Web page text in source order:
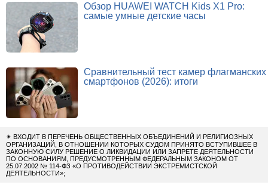
Обзор HUAWEI WATCH Kids X1 Pro:
самые умные детские часы
Сравнительный тест камер флагманских
смартфонов (2026): итоги
✴ ВХОДИТ В ПЕРЕЧЕНЬ ОБЩЕСТВЕННЫХ ОБЪЕДИНЕНИЙ И РЕЛИГИОЗНЫХ
ОРГАНИЗАЦИЙ, В ОТНОШЕНИИ КОТОРЫХ СУДОМ ПРИНЯТО ВСТУПИВШЕЕ В
ЗАКОННУЮ СИЛУ РЕШЕНИЕ О ЛИКВИДАЦИИ ИЛИ ЗАПРЕТЕ ДЕЯТЕЛЬНОСТИ
ПО ОСНОВАНИЯМ, ПРЕДУСМОТРЕННЫМ ФЕДЕРАЛЬНЫМ ЗАКОНОМ ОТ
25.07.2002 № 114-ФЗ «О ПРОТИВОДЕЙСТВИИ ЭКСТРЕМИСТСКОЙ
ДЕЯТЕЛЬНОСТИ»;